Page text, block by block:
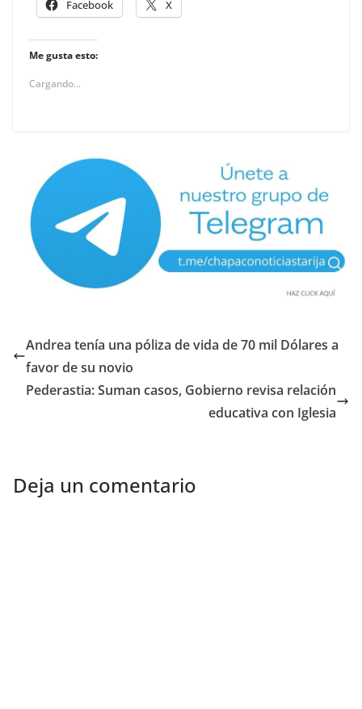
Facebook X
Me gusta esto:
Cargando...
Andrea tenía una póliza de vida de 70 mil Dólares a
favor de su novio
Pederastia: Suman casos, Gobierno revisa relación
educativa con Iglesia
Deja un comentario